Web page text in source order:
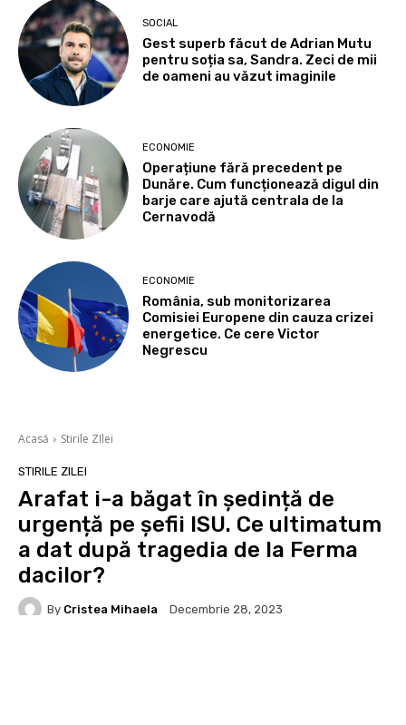
SOCIAL
Gest superb făcut de Adrian Mutu
pentru soția sa, Sandra. Zeci de mii
de oameni au văzut imaginile
ECONOMIE
Operațiune fără precedent pe
Dunăre. Cum funcționează digul din
barje care ajută centrala de la
Cernavodă
ECONOMIE
România, sub monitorizarea
Comisiei Europene din cauza crizei
energetice. Ce cere Victor
Negrescu